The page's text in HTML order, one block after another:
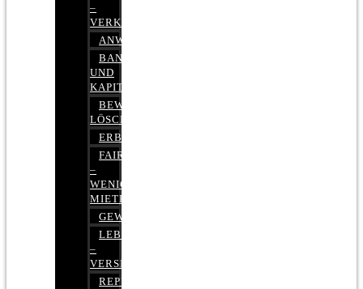
–
VERKEHRSRECHT
ANWALTSHAFTUNGSRECHT
BANK-
UND
KAPITALMARKTRECHT
BEWERTUNGEN
LÖSCHEN
ERBRECHT
FAIRMIETEN
–
WENIGER
MIETE
GEWERBERECHT
LEBENSVERSICHERUNG
–
VERSICHERUNGSRECHT
REPUTATIONSRECHT